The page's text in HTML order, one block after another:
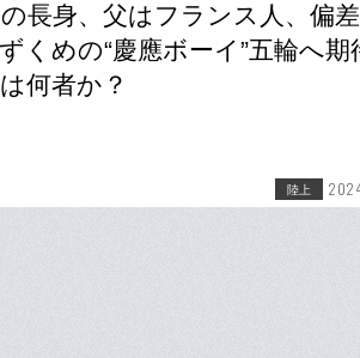
長身、父はフランス人、偏
くめの“慶應ボーイ”五輪へ期
何者か？
陸上